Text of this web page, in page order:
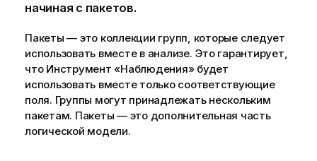
начиная с пакетов.
Пакеты — это коллекции групп, которые следует
использовать вместе в анализе. Это гарантирует,
что Инструмент «Наблюдения» будет
использовать вместе только соответствующие
поля. Группы могут принадлежать нескольким
пакетам. Пакеты — это дополнительная часть
логической модели.